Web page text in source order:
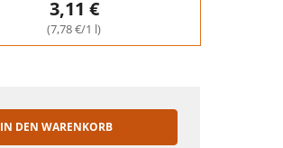
3,11 €
(7,78 €/1 l)
IN DEN WARENKORB